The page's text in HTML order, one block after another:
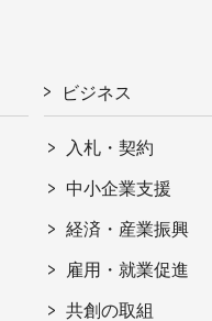
ビジネス
入札・契約
中小企業支援
経済・産業振興
雇用・就業促進
共創の取組